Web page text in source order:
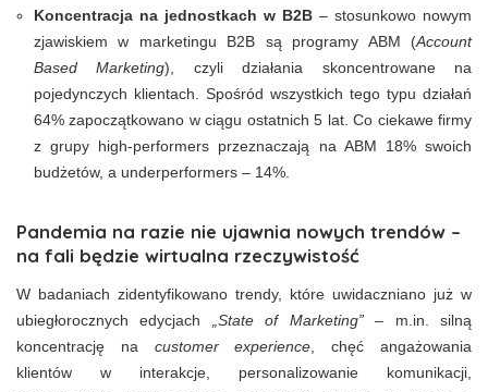
Koncentracja na jednostkach w B2B – stosunkowo nowym
zjawiskiem w marketingu B2B są programy ABM (Account
Based Marketing), czyli działania skoncentrowane na
pojedynczych klientach. Spośród wszystkich tego typu działań
64% zapoczątkowano w ciągu ostatnich 5 lat. Co ciekawe firmy
z grupy high-performers przeznaczają na ABM 18% swoich
budżetów, a underperformers – 14%.
Pandemia na razie nie ujawnia nowych trendów –
na fali będzie wirtualna rzeczywistość
W badaniach zidentyfikowano trendy, które uwidaczniano już w
ubiegłorocznych edycjach
„State of Marketing”– m.in. silną
koncentrację na customer experience , chęć angażowania
klientów w interakcje, personalizowanie komunikacji,